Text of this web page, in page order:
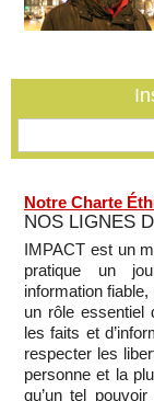
La Centrafrique
un incident
Notre Charte
NOS LIGNES
IMPACT est un
pratique un
information
un rôle essentiel
les faits et
respecter les
personne et la
qu’un tel